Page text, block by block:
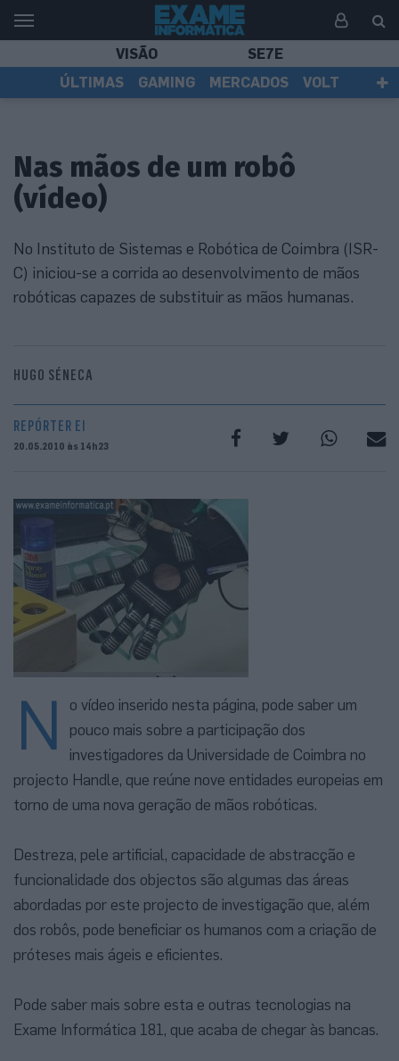
VISÃO
SE7E
ÚLTIMAS
GAMING MERCADOS
VOLT
Nas mãos de um robô
(vídeo)
No Instituto de Sistemas e Robótica de Coimbra (ISR-
C) iniciou-se a corrida ao desenvolvimento de mãos
robóticas capazes de substituir as mãos humanas.
HUGO SÉNECA
REPÓRTER EI
20.05.2010 às 14h23
N
o vídeo inserido nesta página, pode saber um
pouco mais sobre a participação dos
investigadores da Universidade de Coimbra no
projecto Handle, que reúne nove entidades europeias em
torno de uma nova geração de mãos robóticas.
Destreza, pele artificial, capacidade de abstracção e
funcionalidade dos objectos são algumas das áreas
abordadas por este projecto de investigação que, além
dos robôs, pode beneficiar os humanos com a criação de
próteses mais ágeis e eficientes.
Pode saber mais sobre esta e outras tecnologias na
Exame Informática 181, que acaba de chegar às bancas.